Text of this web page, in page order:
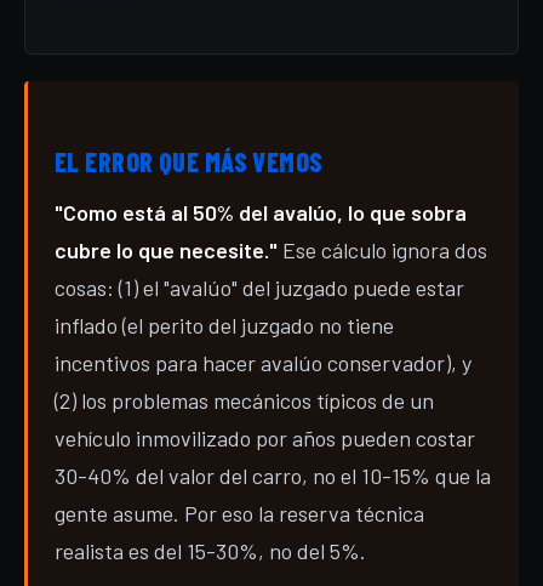
EL ERROR QUE MÁS VEMOS
"Como está al 50% del avalúo, lo que sobra
cubre lo que necesite." Ese cálculo ignora dos
cosas: (1) el "avalúo" del juzgado puede estar
inflado (el perito del juzgado no tiene
incentivos para hacer avalúo conservador), y
(2) los problemas mecánicos típicos de un
vehículo inmovilizado por años pueden costar
30-40% del valor del carro, no el 10-15% que la
gente asume. Por eso la reserva técnica
realista es del 15-30%, no del 5%.